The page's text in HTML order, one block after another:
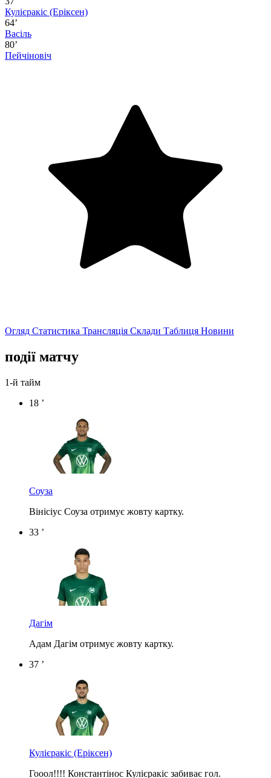
Кулієракіс (Еріксен)
64’
Васіль
80’
Пейчіновіч
Огляд Статистика Трансляція Склади Таблиця Новини
події матчу
1-й тайм
18 ’
Соуза
Вінісіус Соуза отримує жовту картку.
33 ’
Дагім
Адам Дагім отримує жовту картку.
37 ’
Кулієракіс (Еріксен)
Гооол!!!! Константінос Кулієракіс забиває гол.